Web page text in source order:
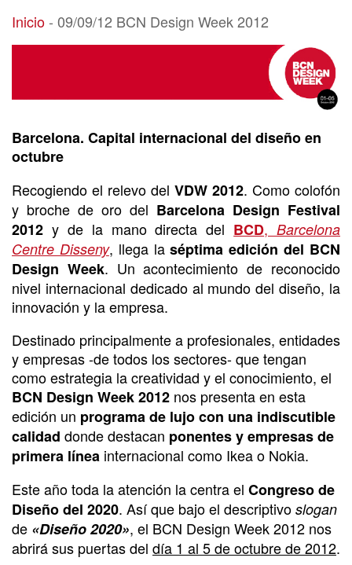
09/09/12 BCN Design Week 2012
Inicio- 09/09/12 BCN Design Week 2012
Barcelona. Capital internacional del diseño en
octubre
Recogiendo el relevo del VDW 2012. Como colofón
y broche de oro del Barcelona Design Festival
2012 y de la mano directa del BCD, Barcelona
Centre Disseny, llega laséptima edición del BCN
Design Week. Un acontecimiento de reconocido
nivel internacional dedicado al mundo del diseño, la
innovación y la empresa.
Destinado principalmente a profesionales, entidades
y empresas -de todos los sectores- que tengan
como estrategia la creatividad y el conocimiento, el
BCN Design Week 2012 nos presenta en esta
edición un programa de lujo con una indiscutible
calidad donde destacan ponentes y empresas de
primera línea internacional como Ikea o Nokia.
Este año toda la atención la centra el Congreso de
Diseño del 2020. Así que bajo el descriptivo slogan
de «Diseño 2020», el BCN Design Week 2012 nos
abrirá sus puertas del día 1 al 5 de octubre de 2012.